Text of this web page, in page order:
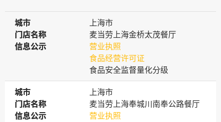
城市
城市
上海市
门店名称
门店名称
麦当劳上海金桥太茂餐厅
信息公示
信息公示
营业执照
食品经营许可证
食品安全监督量化分级
城市
城市
上海市
门店名称
门店名称
麦当劳上海奉城川南奉公路餐厅
信息公示
信息公示
营业执照